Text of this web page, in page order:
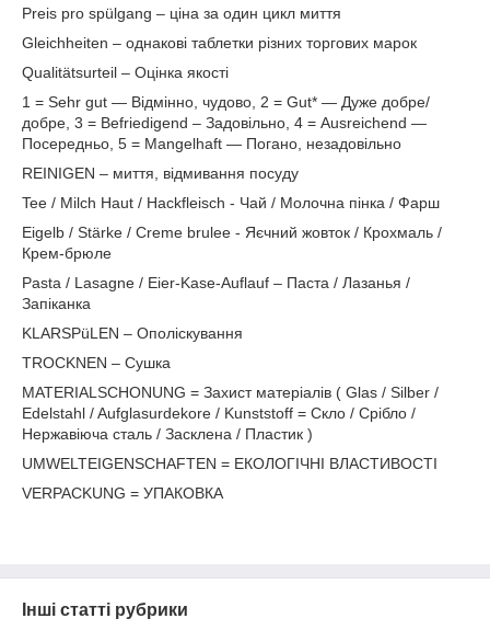
Preis pro spülgang – ціна за один цикл миття
Gleichheiten – однакові таблетки різних торгових марок
Qualitätsurteil – Оцінка якості
1 = Sehr gut ― Відмінно, чудово, 2 = Gut* ― Дуже добре/
добре, 3 = Befriedigend – Задовільно, 4 = Ausreichend ―
Посередньо, 5 = Mangelhaft ― Погано, незадовільно
REINIGEN – миття, відмивання посуду
Tee / Milch Haut / Hackfleisch - Чай / Молочна пінка / Фарш
Eigelb / Stärke / Creme brulee - Яєчний жовток / Крохмаль /
Крем-брюле
Pasta / Lasagne / Eier-Kase-Auflauf – Паста / Лазанья /
Запіканка
KLARSPüLEN – Ополіскування
TROCKNEN – Сушка
MATERIALSCHONUNG = Захист матеріалів ( Glas / Silber /
Edelstahl / Aufglasurdekore / Kunststoff = Скло / Срібло /
Нержавіюча сталь / Засклена / Пластик )
UMWELTEIGENSCHAFTEN = ЕКОЛОГІЧНІ ВЛАСТИВОСТІ
VERPACKUNG = УПАКОВКА
Інші статті рубрики